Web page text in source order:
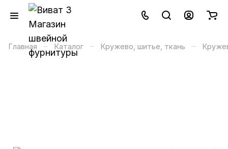
Главная – Каталог – Кружево, шитье, ткань –